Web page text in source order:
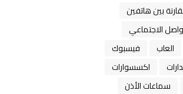
بين هاتفين
الاجتماعي
العاب
فيسبوك
اكسسوارات
سماعات الأذن